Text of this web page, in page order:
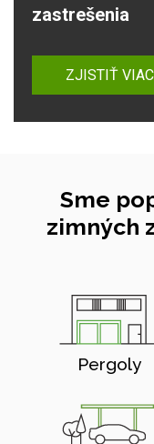
zastrešenia
ZJISTIŤ VIAC
Sme
zimných
Pergoly